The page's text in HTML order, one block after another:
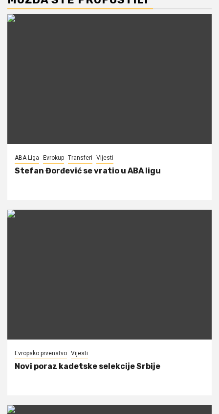
ABA Liga Evrokup Transferi Vijesti
Stefan Đorđević se vratio u ABA ligu
Evropsko prvenstvo Vijesti
Novi poraz kadetske selekcije Srbije